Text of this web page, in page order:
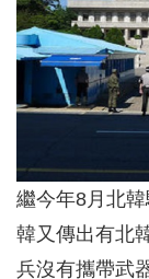
繼今年8月北
韓又傳出有北
兵沒有攜帶武